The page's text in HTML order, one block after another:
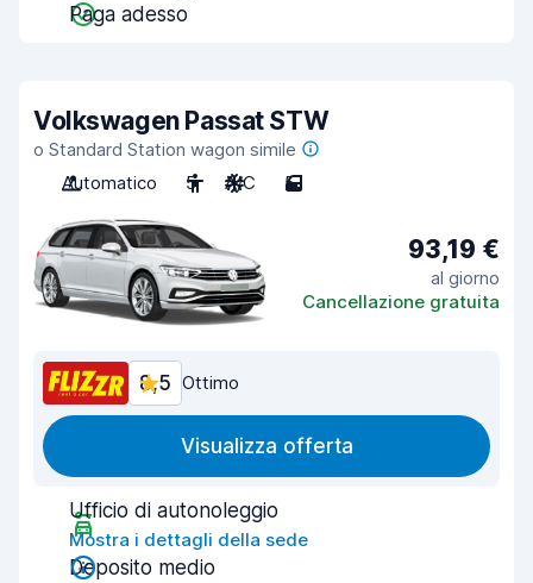
Paga adesso
Volkswagen Passat STW
o Standard Station wagon simile
Automatico
5 A/C 5
93,19 €
al giorno
Cancellazione gratuita
8,5 Ottimo
Visualizza offerta
Ufficio di autonoleggio
Mostra i dettagli della sede
Deposito medio